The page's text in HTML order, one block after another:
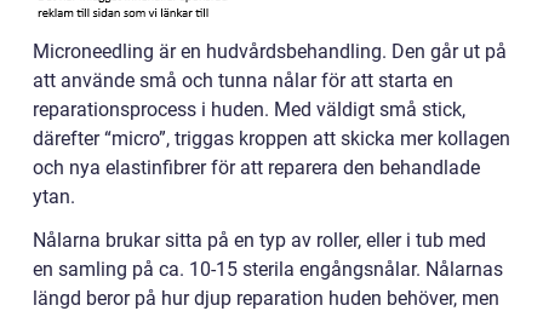
Microneedling är en hudvårdsbehandling. Den går ut på
att använde små och tunna nålar för att starta en
reparationsprocess i huden. Med väldigt små stick,
därefter “micro”, triggas kroppen att skicka mer kollagen
och nya elastinfibrer för att reparera den behandlade
ytan.
Nålarna brukar sitta på en typ av roller, eller i tub med
en samling på ca. 10-15 sterila engångsnålar. Nålarnas
längd beror på hur djup reparation huden behöver, men